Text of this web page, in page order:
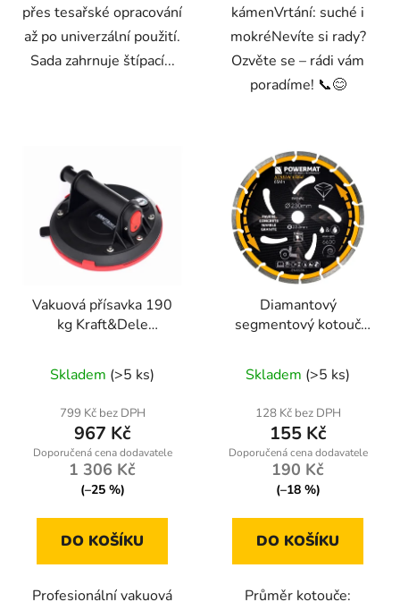
přes tesařské opracování
až po univerzální použití.
Sada zahrnuje štípací...
kámenVrtání: suché i
mokréNevíte si rady?
Ozvěte se – rádi vám
poradíme! 📞😊
Vakuová přísavka 190
kg Kraft&Dele
Skladem (>5 ks)
799 Kč bez DPH
967 Kč
1 306 Kč
(–25 %)
DO KOŠÍKU
Profesionální vakuová
Diamantový
segmentový kotouč
TDCS-2302T
Skladem (>5 ks)
128 Kč bez DPH
155 Kč
190 Kč
(–18 %)
DO KOŠÍKU
Průměr kotouče: